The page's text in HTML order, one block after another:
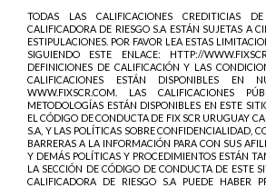
TODAS LAS CALIFICACIONES CREDITICIAS
CALIFICADORA DE RIESGO S.A ESTÁN SUJETAS A
ESTIPULACIONES. POR FAVOR LEA ESTAS
SIGUIENDO ESTE ENLACE: HTTP://
DEFINICIONES DE CALIFICACIÓN Y LAS
CALIFICACIONES ESTÁN DISPONIBLES EN
WWW.FIXSCR.COM. LAS CALIFICACIONES
METODOLOGÍAS ESTÁN DISPONIBLES EN ESTE
EL CÓDIGO DE CONDUCTA DE FIX SCR URUGUAY
S.A, Y LAS POLÍTICAS SOBRE CONFIDENCIALIDAD,
BARRERAS A LA INFORMACIÓN PARA CON SUS
Y DEMÁS POLÍTICAS Y PROCEDIMIENTOS ESTÁN
LA SECCIÓN DE CÓDIGO DE CONDUCTA DE ESTE
CALIFICADORA DE RIESGO S.A PUEDE HABER